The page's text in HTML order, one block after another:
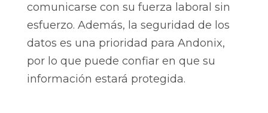
comunicarse con su fuerza laboral sin
esfuerzo. Además, la seguridad de los
datos es una prioridad para Andonix,
por lo que puede confiar en que su
información estará protegida.